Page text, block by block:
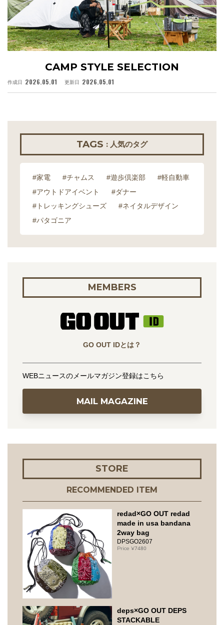
CAMP STYLE SELECTION
作成日 2026.05.01 更新日 2026.05.01
TAGS : 人気のタグ
#家電 #チャムス #遊歩倶楽部
#軽自動車
#アウトドアイベント
#ダナー
#トレッキングシューズ
#ネイタルデザイン
#パタゴニア
MEMBERS
GO OUT IDとは？
WEBニュースのメールマガジン登録はこちら
MAIL MAGAZINE
STORE
RECOMMENDED ITEM
redad×GO OUT redad
made in usa bandana
2way bag
DPSGO2607
7480
deps×GO OUT DEPS
STACKABLE